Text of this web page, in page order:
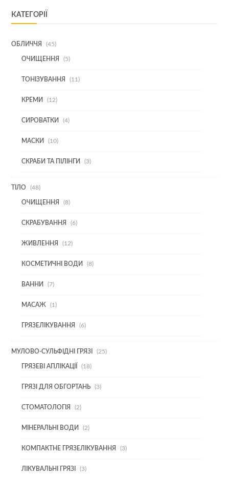
КАТЕГОРІЇ
ОБЛИЧЧЯ 4545
ОЧИЩЕННЯ
55
ТОНІЗУВАННЯ
1111
КРЕМИ
1212
СИРОВАТКИ
44
МАСКИ
1010
СКРАБИ ТА ПІЛІНГИ
33
ТІЛО 4848
ОЧИЩЕННЯ
88
СКРАБУВАННЯ
66
ЖИВЛЕННЯ
1212
КОСМЕТИЧНІ ВОДИ
88
ВАННИ
77
МАСАЖ
11
ГРЯЗЕЛІКУВАННЯ
66
МУЛОВО-СУЛЬФІДНІ ГРЯЗІ 2525
ГРЯЗЕВІ АПЛІКАЦІЇ
1818
ГРЯЗІ ДЛЯ ОБГОРТАНЬ
33
СТОМАТОЛОГІЯ
22
МІНЕРАЛЬНІ ВОДИ
22
КОМПАКТНЕ ГРЯЗЕЛІКУВАННЯ
33
ЛІКУВАЛЬНІ ГРЯЗІ
33